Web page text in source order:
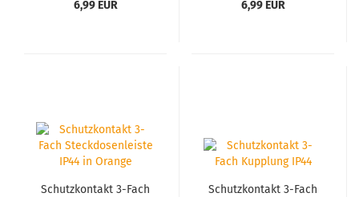
6,99 EUR 6,99 EUR
Schutz­kon­takt 3-​Fach
Schutz­kon­takt 3-​Fach